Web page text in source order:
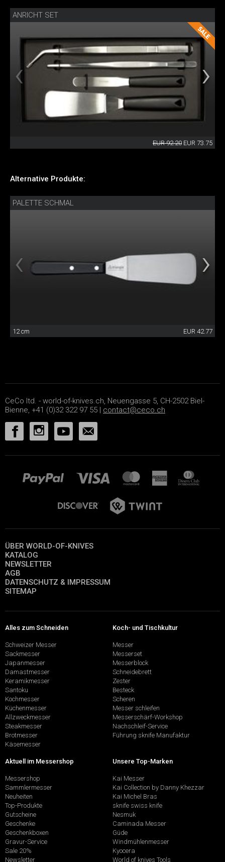
ANRICHT SET
EUR 92.20 EUR 73.75
Alternative Produkte:
PALETTE SCHMAL
12 cm EUR 42.77
CeCo ltd. - world-of-knives.ch, Neuengasse 5, CH-2502 Biel-
Bienne, +41 (0)32 322 97 55 | contact@ceco.ch
ÜBER WORLD-OF-KNIVES
KATALOG
NEWSLETTER
AGB
DATENSCHUTZ & IMPRESSUM
SITEMAP
Alles zum Schneiden
Schweizer Messer
Sackmesser
Japanmesser
Damastmesser
Keramikmesser
Santoku
Kochmesser
Küchenmesser
Allzweckmesser
Steakmesser
Brotmesser
Käsemesser
Koch- und Tischkultur
Messer
Messerset
Messerblock
Schneidebrett
Zester
Besteck
Scheren
Messer schleifen
Messerschärf-Workshop
Nachschleif-Service
Führung sknife Manufaktur
Aktuell im Messershop
Messershop
Sammlermesser
Neuheiten
Top-Produkte
Gutscheine
Geschenke
Geschenkboxen
Gravur-Service
Sale 20%
Newsletter
Unsere Top-Marken
Kai Messer
Kai Collection by Danny Khezzar
Kai Michel Bras
sknife swiss knife
Nesmuk
Caminada Messer
Güde
Windmühlenmesser
Kyocera
World of knives Tools